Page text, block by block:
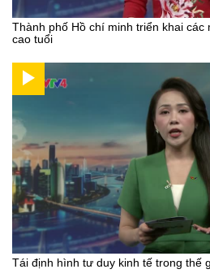
Thành phố Hồ chí minh triển khai
cao tuổi
Tái định hình tư duy kinh tế trong thế